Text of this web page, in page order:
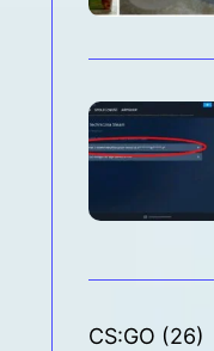
CS:GO (26)